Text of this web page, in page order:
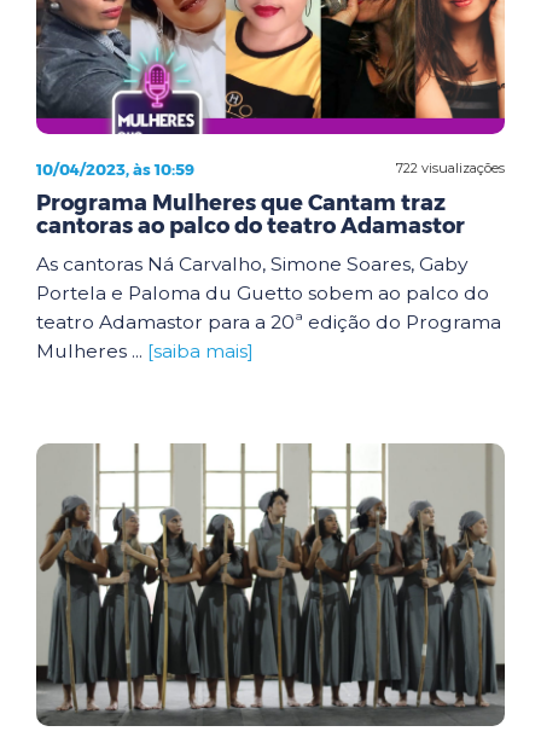
722 visualizações
10/04/2023, às 10:59
Programa Mulheres que Cantam traz
cantoras ao palco do teatro Adamastor
As cantoras Ná Carvalho, Simone Soares, Gaby
Portela e Paloma du Guetto sobem ao palco do
teatro Adamastor para a 20ª edição do Programa
Mulheres ... [saiba mais]